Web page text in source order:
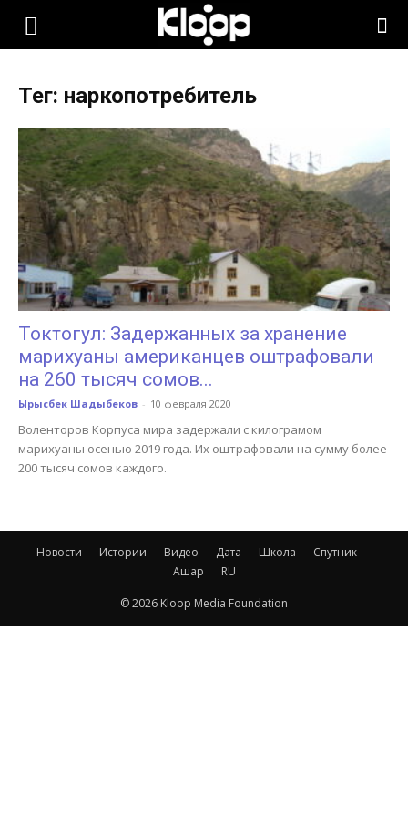
KLOOP.KG
Новости
Кыргызстана
Тег: наркопотребитель
Токтогул: Задержанных за хранение
марихуаны американцев оштрафовали
на 260 тысяч сомов...
Ырысбек Шадыбеков - 10 февраля 2020
Воленторов Корпуса мира задержали с килограмом
марихуаны осенью 2019 года. Их оштрафовали на сумму более
200 тысяч сомов каждого.
Новости Истории Видео Дата Школа
Спутник
Ашар
RU
© 2026 Kloop Media Foundation